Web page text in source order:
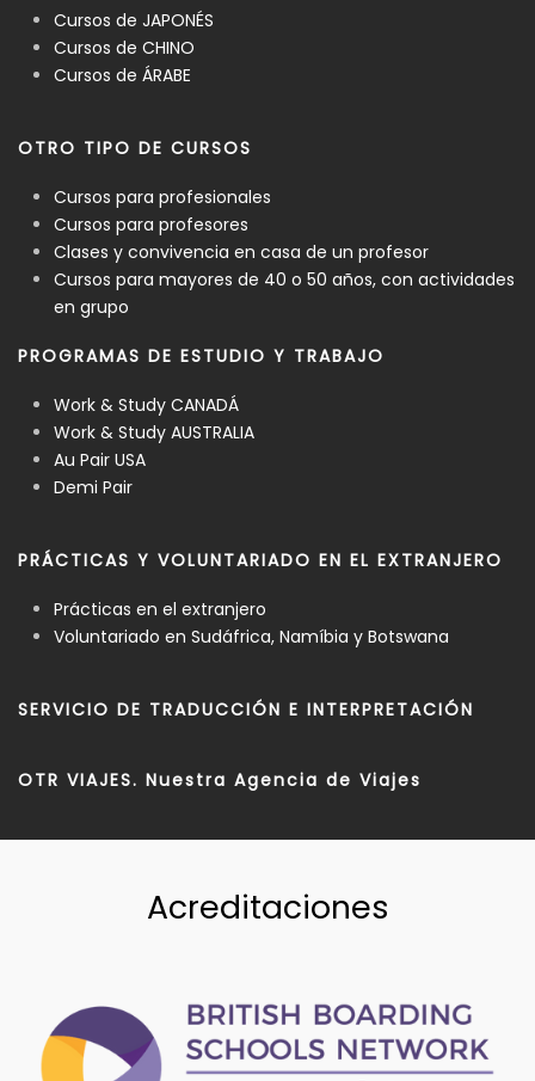
Cursos de JAPONÉS
Cursos de CHINO
Cursos de ÁRABE
OTRO TIPO DE CURSOS
Cursos para profesionales
Cursos para profesores
Clases y convivencia en casa de un profesor
Cursos para mayores de 40 o 50 años, con actividades
en grupo
PROGRAMAS DE ESTUDIO Y TRABAJO
Work & Study CANADÁ
Work & Study AUSTRALIA
Au Pair USA
Demi Pair
PRÁCTICAS Y VOLUNTARIADO EN EL EXTRANJERO
Prácticas en el extranjero
Voluntariado en Sudáfrica, Namíbia y Botswana
SERVICIO DE TRADUCCIÓN E INTERPRETACIÓN
OTR VIAJES. Nuestra Agencia de Viajes
Acreditaciones